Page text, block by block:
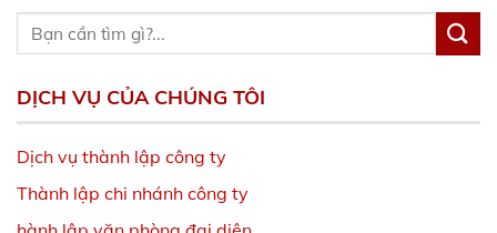
DỊCH VỤ CỦA CHÚNG TÔI
Dịch vụ thành lập công ty
Thành lập chi nhánh công ty